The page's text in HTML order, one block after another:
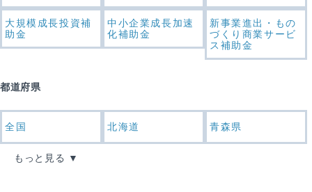
大規模成長投資補
助金
中小企業成長加速
化補助金
新事業進出・もの
づくり商業サービ
ス補助金
都道府県
全国 北海道 青森県
もっと見る